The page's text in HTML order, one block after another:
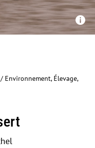
CCM, SWR, ARTE - Les
hommes du désert 
Environnement, Élevage,